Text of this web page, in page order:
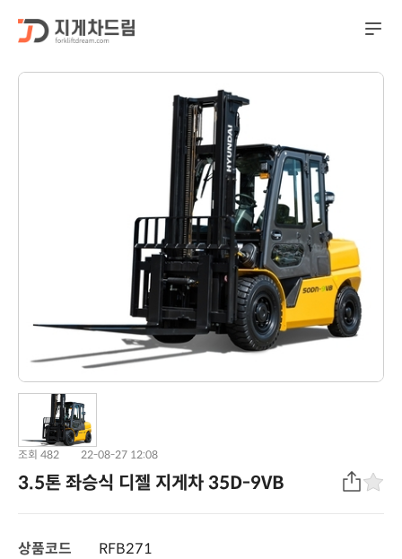
조회 482 22-08-27 12:08
3.5톤 좌승식 디젤 지게차 35D-9VB
상품코드
RFB271